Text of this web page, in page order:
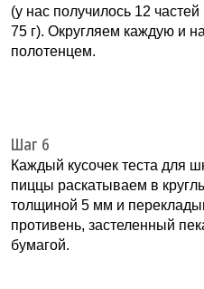
(у нас получилось 12
75 г). Округляем каждую и
полотенцем.
Шаг 6
Каждый кусочек теста для
пиццы раскатываем в
толщиной 5 мм и
противень, застеленный
бумагой.